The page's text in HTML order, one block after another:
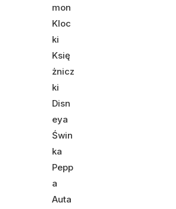
mon
Kloc
ki
Księ
żnicz
ki
Disn
eya
Świn
ka
Pepp
a
Auta